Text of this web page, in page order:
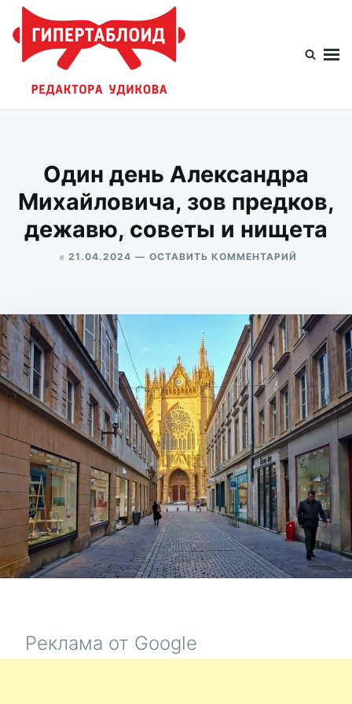
Перейти
содержимому
Искать:
Один день Александра
Михайловича, зов предков,
дежавю, советы и нищета
в 21.04.2024 ОСТАВИТЬ КОММЕНТАРИЙ
ЗОВ
ПРЕДКОВ,
ДЕЖАВЮ,
СОВЕТЫ
И
НИЩЕТА
Реклама от Google